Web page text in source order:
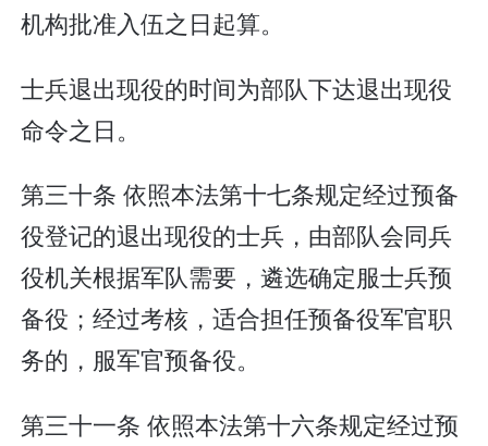
机构批准入伍之日起算。
士兵退出现役的时间为部队下达退出现役
命令之日。
第三十条 依照本法第十七条规定经过预备
役登记的退出现役的士兵，由部队会同兵
役机关根据军队需要，遴选确定服士兵预
备役；经过考核，适合担任预备役军官职
务的，服军官预备役。
第三十一条 依照本法第十六条规定经过预